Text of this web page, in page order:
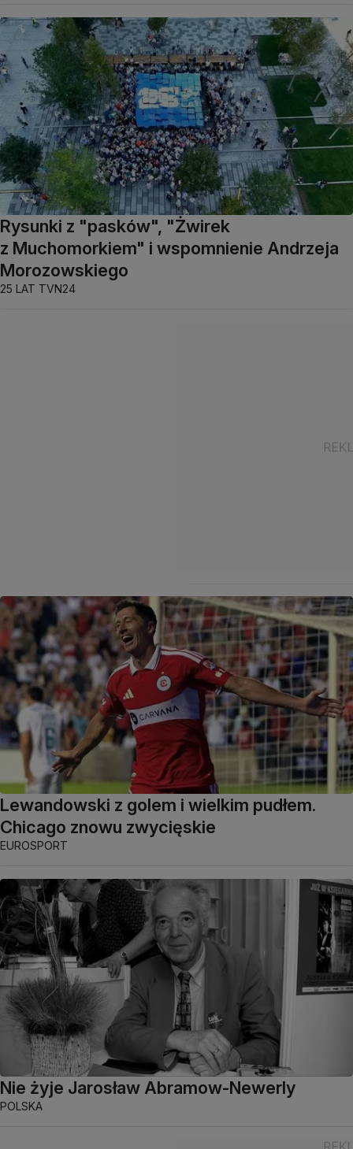
Rysunki z "pasków", "Żwirek
z Muchomorkiem" i wspomnienie Andrzeja
Morozowskiego
25 LAT TVN24
Lewandowski z golem i wielkim pudłem.
Chicago znowu zwycięskie
EUROSPORT
Nie żyje Jarosław Abramow-Newerly
POLSKA